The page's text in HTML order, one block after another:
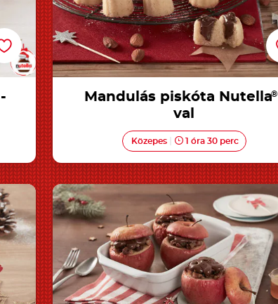
-
Mandulás piskóta Nutella®
val
Közepes 1 óra 30 perc
Sült alma Nutella®-val